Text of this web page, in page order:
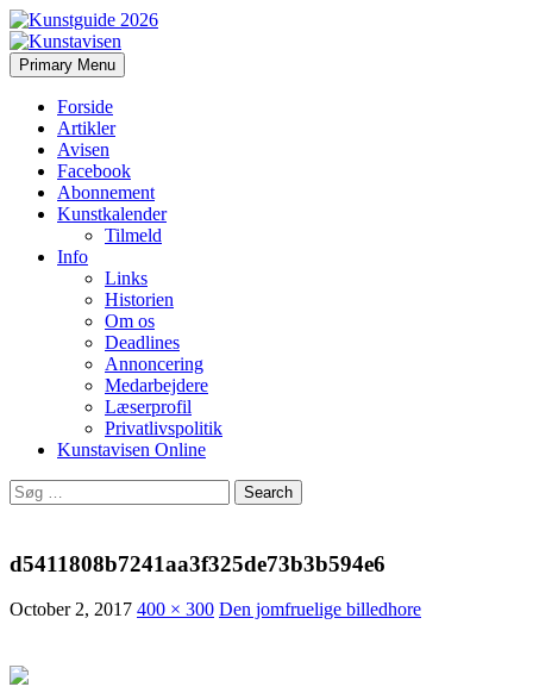
Kunstavisen
Search
Primary Menu Skip
to
Forside
Artikler
Avisen
Facebook
Abonnement
Kunstkalender
Tilmeld
Info
Links
Historien
Om os
Deadlines
Annoncering
Medarbejdere
Læserprofil
Privatlivspolitik
Kunstavisen Online
Search
for:
d5411808b7241aa3f325de73b3b594e6
October 2, 2017 400 × 300 Den jomfruelige billedhore